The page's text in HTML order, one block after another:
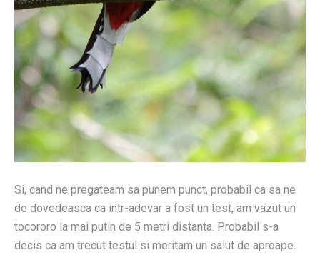
Si, cand ne pregateam sa punem punct, probabil ca sa ne
de dovedeasca ca intr-adevar a fost un test, am vazut un
tocororo la mai putin de 5 metri distanta. Probabil s-a
decis ca am trecut testul si meritam un salut de aproape.